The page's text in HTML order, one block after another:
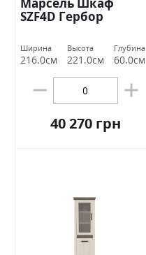
SZF4D Гербор
Ширина
216.0см
Высота
221.0см
Глубина
60.0см
40 270 грн